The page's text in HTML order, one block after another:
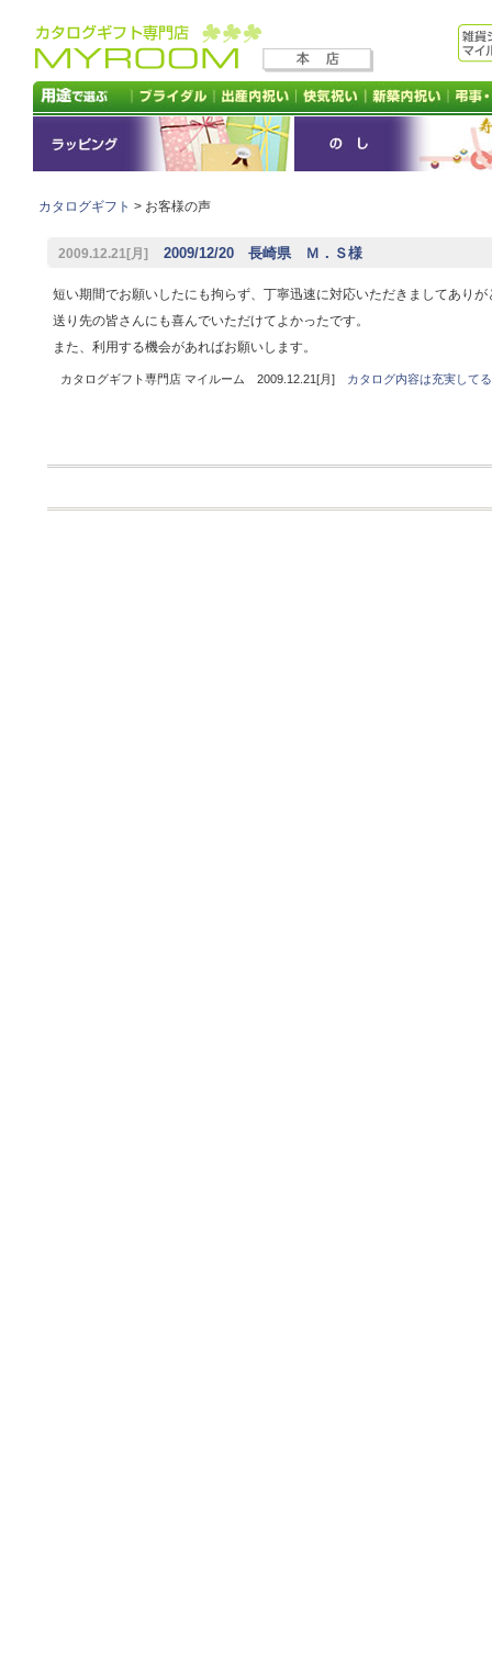
カタログギフト > お客様の声
2009.12.21[月] 2009/12/20 長崎県 Ｍ．Ｓ様
短い期間でお願いしたにも拘らず、丁寧迅速に対応いただきましてあり
送り先の皆さんにも喜んでいただけてよかったです。
また、利用する機会があればお願いします。
カタログギフト専門店 マイルーム 2009.12.21[月] カタログ内容は充実して